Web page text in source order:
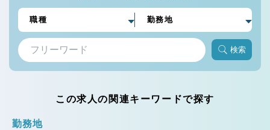
検索
この求人の関連キーワードで探す
勤務地